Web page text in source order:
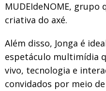
MUDEIdeNOME, grupo
criativa do axé.
Além disso, Jonga é
espetáculo multimídia
vivo, tecnologia e
convidados por meio